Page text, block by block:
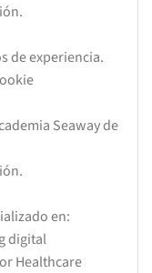
de experiencia.
Seaway de
en:
digital
Healthcare